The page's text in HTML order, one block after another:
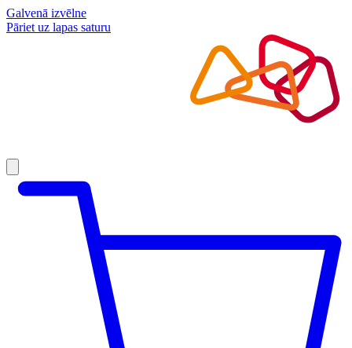
Galvenā izvēlne
Pāriet uz lapas saturu